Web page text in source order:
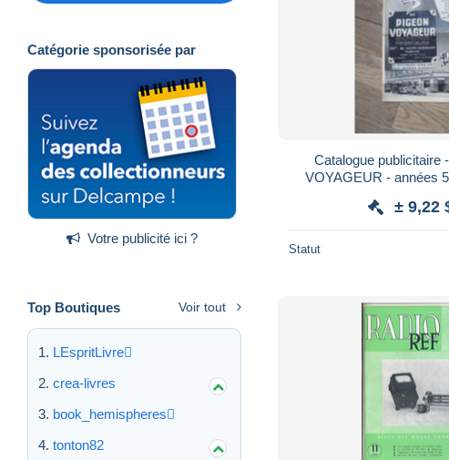
Catégorie sponsorisée par
Votre publicité ici ?
Top Boutiques Voir tout
LEspritLivre
crea-livres
book_hemispheres
tonton82
Catalogue publicitaire
VOYAGEUR - années
± 9,22
Statut